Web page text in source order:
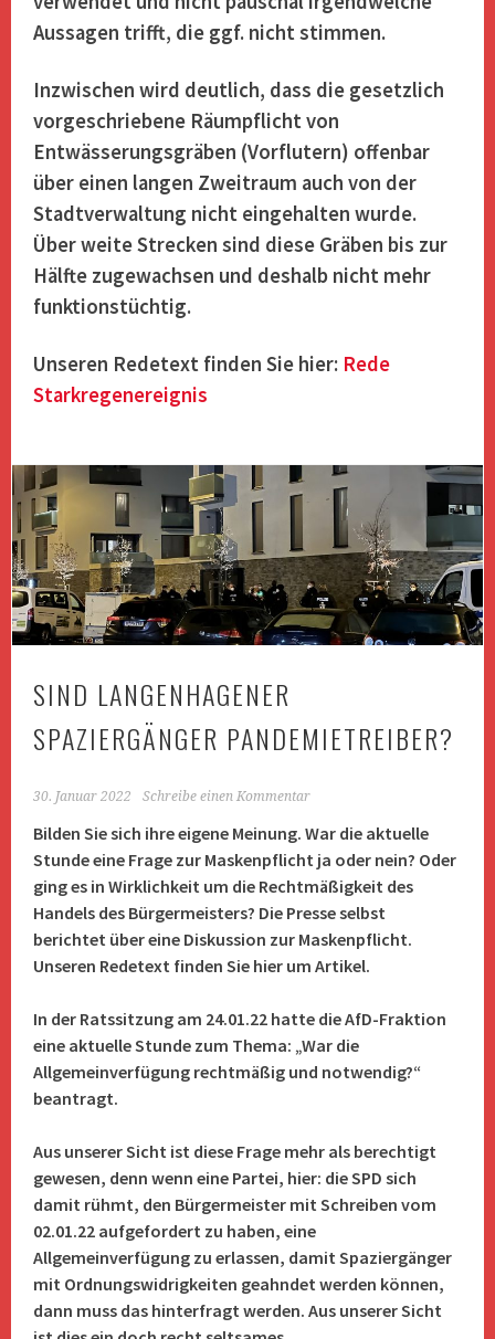
Aussagen trifft, die ggf. nicht stimmen.
Inzwischen wird deutlich, dass die gesetzlich
vorgeschriebene Räumpflicht von
Entwässerungsgräben (Vorflutern) offenbar
über einen langen Zweitraum auch von der
Stadtverwaltung nicht eingehalten wurde.
Über weite Strecken sind diese Gräben bis zur
Hälfte zugewachsen und deshalb nicht mehr
funktionstüchtig.
Unseren Redetext finden Sie hier: Rede
Starkregenereignis
SIND LANGENHAGENER
SPAZIERGÄNGER PANDEMIETREIBER?
30. Januar 2022 Schreibe einen Kommentar
Bilden Sie sich ihre eigene Meinung. War die aktuelle
Stunde eine Frage zur Maskenpflicht ja oder nein? Oder
ging es in Wirklichkeit um die Rechtmäßigkeit des
Handels des Bürgermeisters? Die Presse selbst
berichtet über eine Diskussion zur Maskenpflicht.
Unseren Redetext finden Sie hier um Artikel.
In der Ratssitzung am 24.01.22 hatte die AfD-Fraktion
eine aktuelle Stunde zum Thema: „War die
Allgemeinverfügung rechtmäßig und notwendig?“
beantragt.
Aus unserer Sicht ist diese Frage mehr als berechtigt
gewesen, denn wenn eine Partei, hier: die SPD sich
damit rühmt, den Bürgermeister mit Schreiben vom
02.01.22 aufgefordert zu haben, eine
Allgemeinverfügung zu erlassen, damit Spaziergänger
mit Ordnungswidrigkeiten geahndet werden können,
dann muss das hinterfragt werden. Aus unserer Sicht